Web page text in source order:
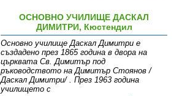
ОСНОВНО УЧИЛИЩЕ ДАСКАЛ
ДИМИТРИ, Кюстендил
Oсновно училище Даскал Димитри е
създадено през 1865 година в двора на
църквата Св. Димитър под
ръководството на Димитър Стоянов /
Даскал Димитри/ . През 1963 година
училището с